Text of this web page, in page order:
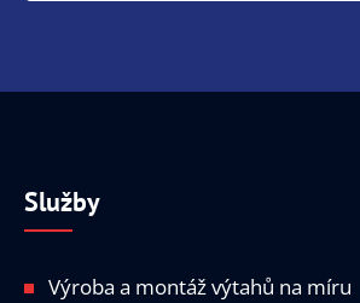
Služby
Výroba a montáž výtahů na míru